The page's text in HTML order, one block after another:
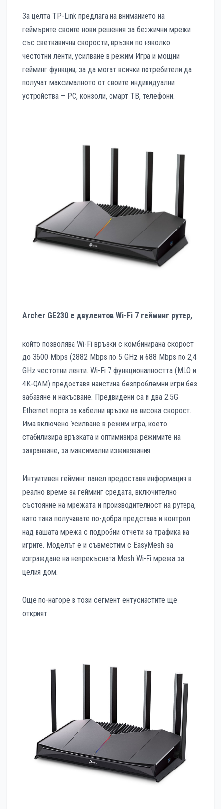
За целта TP-Link предлага на вниманието на
геймърите своите нови решения за безжични мрежи
със светкавични скорости, връзки по няколко
честотни ленти, усилване в режим Игра и мощни
гейминг функции, за да могат всички потребители да
получат максималното от своите индивидуални
устройства – РС, конзоли, смарт ТВ, телефони.
Archer GE230 е двулентов Wi-Fi 7 гейминг рутер,
който позволява Wi-Fi връзки с комбинирана скорост
до 3600 Mbps (2882 Mbps по 5 GHz и 688 Mbps по 2,4
GHz честотни ленти. Wi-Fi 7 функционалността (MLO и
4K-QAM) предоставя наистина безпроблемни игри без
забавяне и накъсване. Предвидени са и два 2.5G
Ethernet порта за кабелни връзки на висока скорост.
Има включено Усилване в режим игра, което
стабилизира връзката и оптимизира режимите на
захранване, за максимални изживявания.
Интуитивен гейминг панел предоставя информация в
реално време за гейминг средата, включително
състояние на мрежата и производителност на рутера,
като така получавате по-добра представа и контрол
над вашата мрежа с подробни отчети за трафика на
игрите. Моделът е и съвместим с EasyMesh за
изграждане на непрекъсната Mesh Wi-Fi мрежа за
целия дом.
Още по-нагоре в този сегмент ентусиастите ще
открият